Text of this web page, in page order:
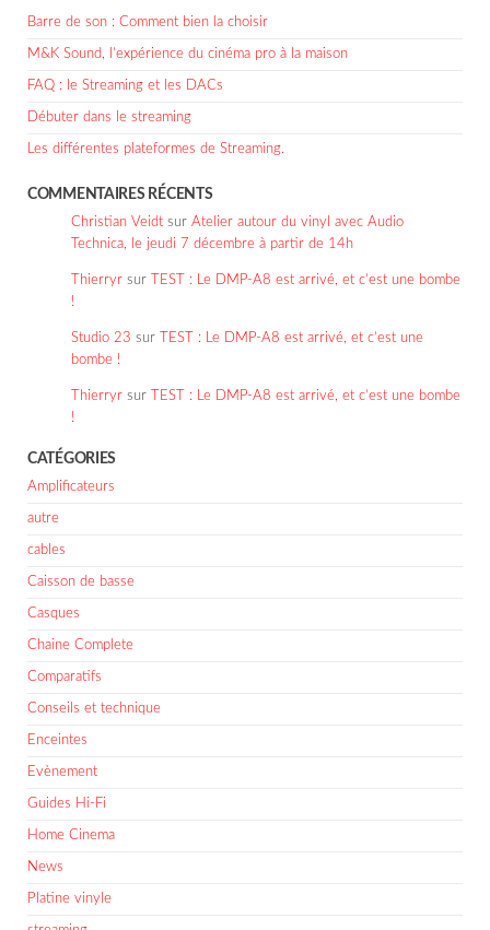
Barre de son : Comment bien la choisir
M&K Sound, l’expérience du cinéma pro à la maison
FAQ : le Streaming et les DACs
Débuter dans le streaming
Les différentes plateformes de Streaming.
COMMENTAIRES RÉCENTS
Christian Veidt sur Atelier autour du vinyl avec Audio
Technica, le jeudi 7 décembre à partir de 14h
Thierryr sur
TEST : Le DMP-A8 est arrivé, et c’est une bombe
!
Studio 23 sur
TEST : Le DMP-A8 est arrivé, et c’est une
bombe !
Thierryr sur
TEST : Le DMP-A8 est arrivé, et c’est une bombe
!
CATÉGORIES
Amplificateurs
autre
cables
Caisson de basse
Casques
Chaine Complete
Comparatifs
Conseils et technique
Enceintes
Evènement
Guides Hi-Fi
Home Cinema
News
Platine vinyle